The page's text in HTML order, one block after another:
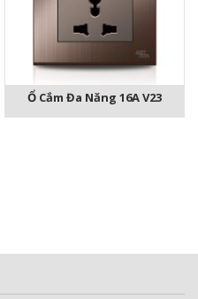
Ổ Cắm Đa Năng 16A V23